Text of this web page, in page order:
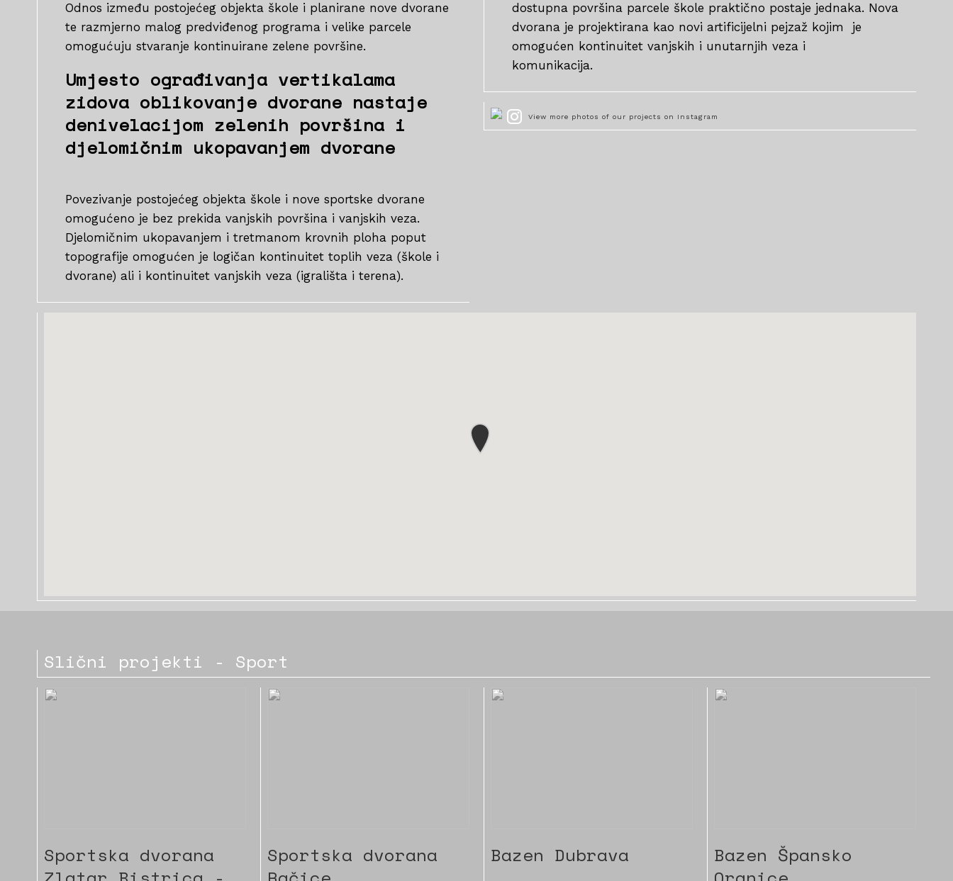
Odnos između postojećeg objekta škole i planirane nove dvorane
te razmjerno malog predviđenog programa i velike parcele
omogućuju stvaranje kontinuirane zelene površine.
Umjesto ograđivanja vertikalama
zidova oblikovanje dvorane nastaje
denivelacijom zelenih površina i
djelomičnim ukopavanjem dvorane
Povezivanje postojećeg objekta škole i nove sportske dvorane
omogućeno je bez prekida vanjskih površina i vanjskih veza.
Djelomičnim ukopavanjem i tretmanom krovnih ploha poput
topografije omogućen je logičan kontinuitet toplih veza (škole i
dvorane) ali i kontinuitet vanjskih veza (igrališta i terena).
dostupna površina parcele škole praktično postaje jednaka. Nova
dvorana je projektirana kao novi artificijelni pejzaž kojim je
omogućen kontinuitet vanjskih i unutarnjih veza i
komunikacija.
View more photos of our projects on Instagram
Slični projekti - Sport
Sportska dvorana
Sportska dvorana
Bazen Dubrava
Bazen Špansko